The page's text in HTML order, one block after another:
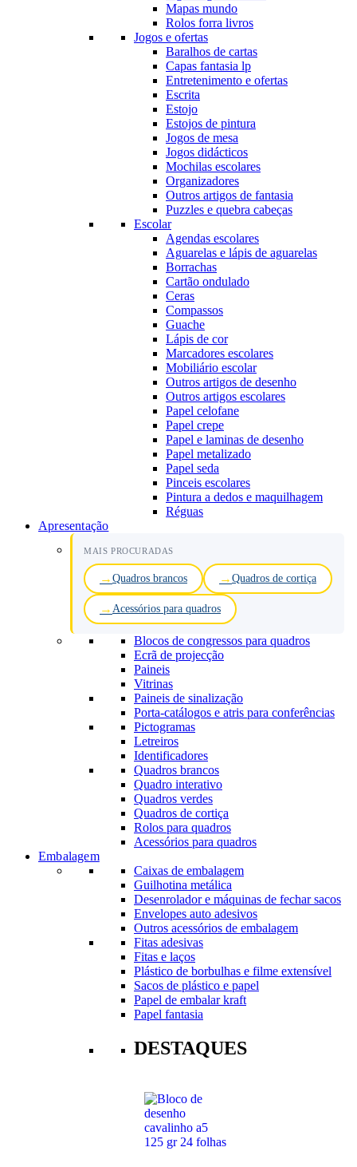
Mapas mundo
Rolos forra livros
Jogos e ofertas
Baralhos de cartas
Capas fantasia lp
Entretenimento e ofertas
Escrita
Estojo
Estojos de pintura
Jogos de mesa
Jogos didácticos
Mochilas escolares
Organizadores
Outros artigos de fantasia
Puzzles e quebra cabeças
Escolar
Agendas escolares
Aguarelas e lápis de aguarelas
Borrachas
Cartão ondulado
Ceras
Compassos
Guache
Lápis de cor
Marcadores escolares
Mobiliário escolar
Outros artigos de desenho
Outros artigos escolares
Papel celofane
Papel crepe
Papel e laminas de desenho
Papel metalizado
Papel seda
Pinceis escolares
Pintura a dedos e maquilhagem
Réguas
Apresentação
MAIS PROCURADAS
Quadros brancos Quadros de cortiça
Acessórios para quadros
Blocos de congressos para quadros
Ecrã de projecção
Paineis
Vitrinas
Paineis de sinalização
Porta-catálogos e atris para conferências
Pictogramas
Letreiros
Identificadores
Quadros brancos
Quadro interativo
Quadros verdes
Quadros de cortiça
Rolos para quadros
Acessórios para quadros
Embalagem
Caixas de embalagem
Guilhotina metálica
Desenrolador e máquinas de fechar sacos
Envelopes auto adesivos
Outros acessórios de embalagem
Fitas adesivas
Fitas e laços
Plástico de borbulhas e filme extensível
Sacos de plástico e papel
Papel de embalar kraft
Papel fantasia
DESTAQUES